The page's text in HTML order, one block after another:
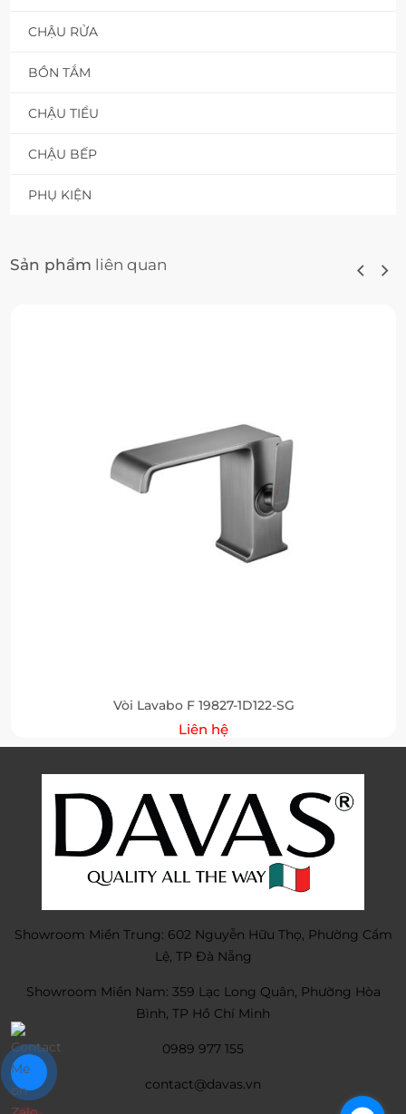
CHẬU RỬA
BỒN TẮM
CHẬU TIỂU
CHẬU BẾP
PHỤ KIỆN
Sản phẩm liên quan
Vòi Lavabo F 19827-1D122-SG
Liên hệ
Showroom Miền Trung: 602 Nguyễn Hữu Thọ, Phường Cẩm
Lệ, TP Đà Nẵng
Showroom Miền Nam: 359 Lạc Long Quân, Phường Hòa
Bình, TP Hồ Chí Minh
0989 977 155
contact@davas.vn